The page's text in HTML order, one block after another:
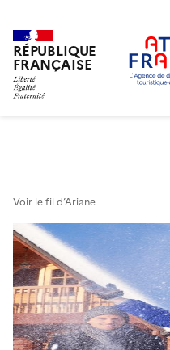
Aller
au
contenu
RÉPUBLIQUE
FRANÇAISE
Voir le fil d’Ariane